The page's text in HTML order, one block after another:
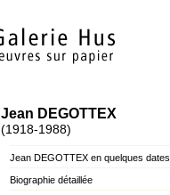
Jean DEGOTTEX
(1918-1988)
Jean DEGOTTEX en quelques dates
Biographie détaillée